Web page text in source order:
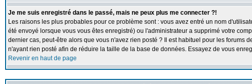
Je me suis enregistré dans le passé, mais ne peux plus me connecter ?!
Les raisons les plus probables pour ce problème sont : vous avez entré un nom
été envoyé lorsque vous vous êtes enregistré) ou l'administrateur a supprimé votre
dernier cas, peut-être alors que vous n'avez rien posté ? Il est habituel pour les forums
n'ayant rien posté afin de réduire la taille de la base de données. Essayez de vous
Revenir en haut de page